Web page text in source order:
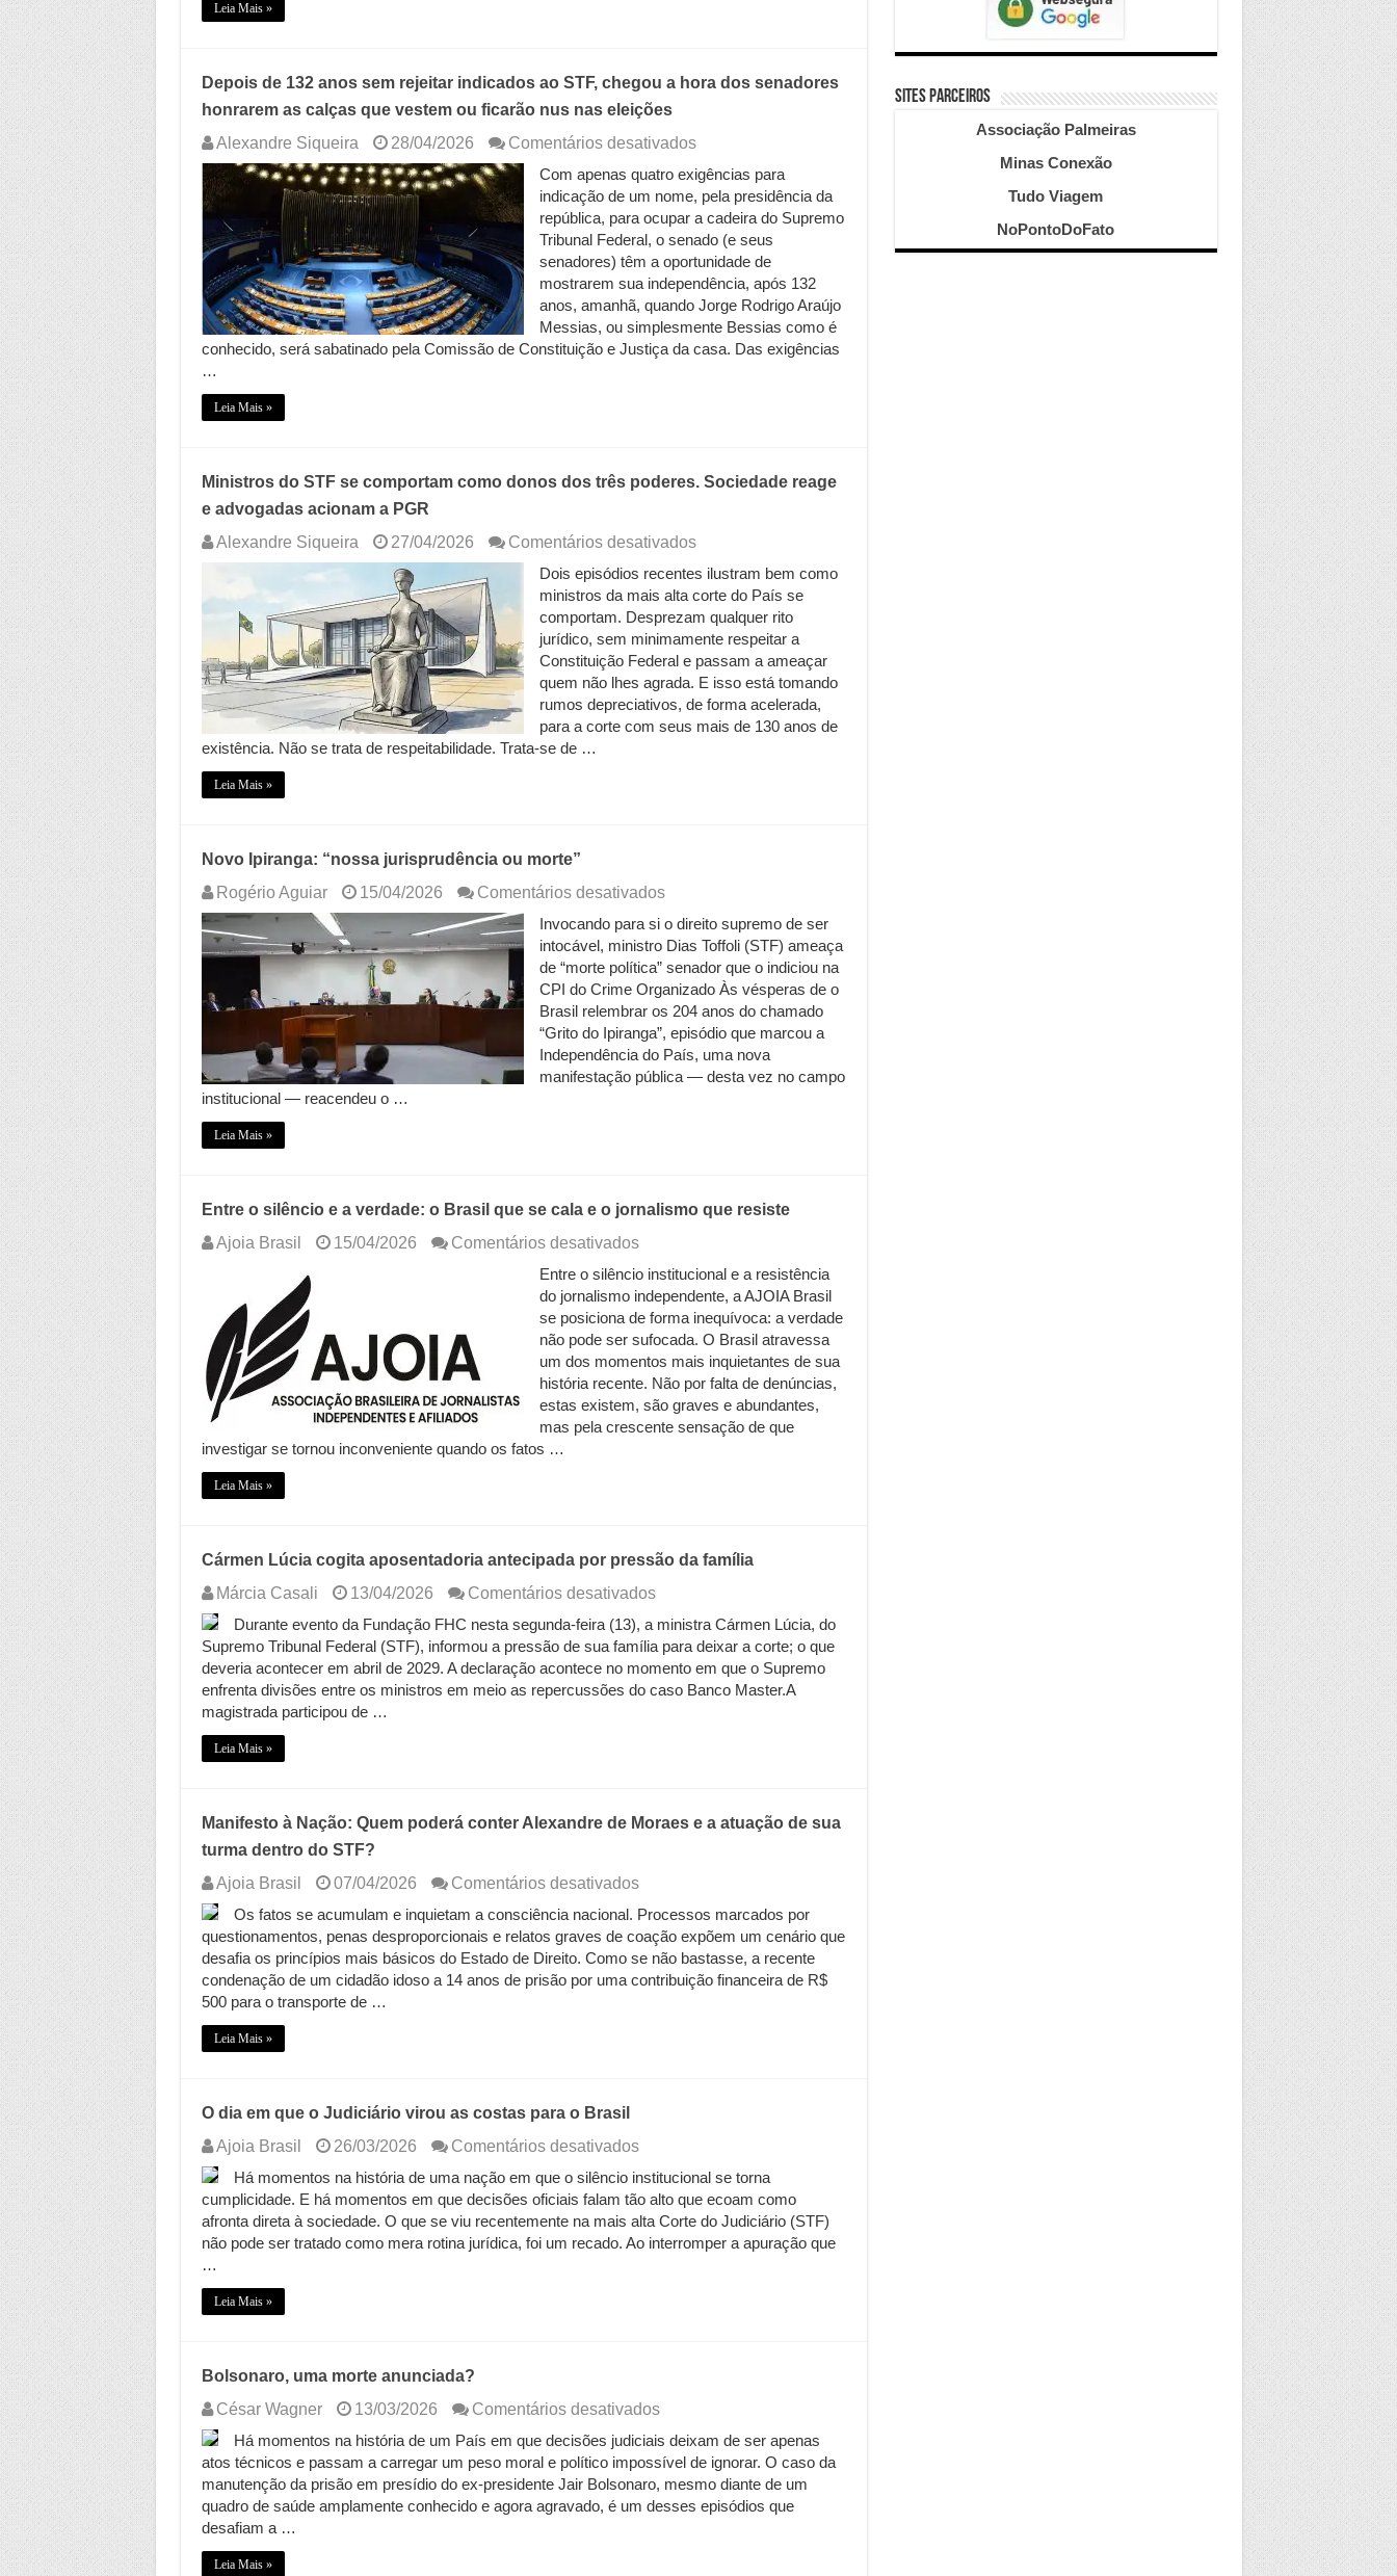
é
42
a
34.
E
agora?
Leia Mais »
Depois de 132 anos sem rejeitar indicados ao STF, chegou a hora dos senadores
honrarem as calças que vestem ou ficarão nus nas eleições
Alexandre Siqueira
28/04/2026 Comentários desativadosem
de
132
anos
sem
rejeitar
indicados
ao
STF,
chegou
a
que
ficarão
nus
nas
eleições
Com apenas quatro exigências para
indicação de um nome, pela presidência da
república, para ocupar a cadeira do Supremo
Tribunal Federal, o senado (e seus
senadores) têm a oportunidade de
mostrarem sua independência, após 132
anos, amanhã, quando Jorge Rodrigo Araújo
Messias, ou simplesmente Bessias como é
conhecido, será sabatinado pela Comissão de Constituição e Justiça da casa. Das exigências
…
Leia Mais »
Ministros do STF se comportam como donos dos três poderes. Sociedade reage
e advogadas acionam a PGR
Alexandre Siqueira
27/04/2026 Comentários desativadosem
do
STF
se
comportam
donos
dos
três
poderes.
Dois episódios recentes ilustram bem como
ministros da mais alta corte do País se
comportam. Desprezam qualquer rito
jurídico, sem minimamente respeitar a
Constituição Federal e passam a ameaçar
quem não lhes agrada. E isso está tomando
rumos depreciativos, de forma acelerada,
para a corte com seus mais de 130 anos de
existência. Não se trata de respeitabilidade. Trata-se de …
Leia Mais »
Novo Ipiranga: “nossa jurisprudência ou morte”
Rogério Aguiar
15/04/2026 Comentários desativadosem
Ipiranga:
“nossa
jurisprudência
ou
morte”
Invocando para si o direito supremo de ser
intocável, ministro Dias Toffoli (STF) ameaça
de “morte política” senador que o indiciou na
CPI do Crime Organizado Às vésperas de o
Brasil relembrar os 204 anos do chamado
“Grito do Ipiranga”, episódio que marcou a
Independência do País, uma nova
manifestação pública — desta vez no campo
institucional — reacendeu o …
Leia Mais »
Entre o silêncio e a verdade: o Brasil que se cala e o jornalismo que resiste
Ajoia Brasil
15/04/2026 Comentários desativadosem
o
silêncio
e
a
verdade:
o
Brasil
que
se
Entre o silêncio institucional e a resistência
do jornalismo independente, a AJOIA Brasil
se posiciona de forma inequívoca: a verdade
não pode ser sufocada. O Brasil atravessa
um dos momentos mais inquietantes de sua
história recente. Não por falta de denúncias,
estas existem, são graves e abundantes,
mas pela crescente sensação de que
investigar se tornou inconveniente quando os fatos …
Leia Mais »
Cármen Lúcia cogita aposentadoria antecipada por pressão da família
Márcia Casali
13/04/2026 Comentários desativadosem
Lúcia
cogita
aposentadoria
antecipada
Durante evento da Fundação FHC nesta segunda-feira (13), a ministra Cármen Lúcia, do
Supremo Tribunal Federal (STF), informou a pressão de sua família para deixar a corte; o que
deveria acontecer em abril de 2029. A declaração acontece no momento em que o Supremo
enfrenta divisões entre os ministros em meio as repercussões do caso Banco Master.A
magistrada participou de …
Leia Mais »
Manifesto à Nação: Quem poderá conter Alexandre de Moraes e a atuação de sua
turma dentro do STF?
Ajoia Brasil
07/04/2026 Comentários desativadosem
à
Nação:
Quem
poderá
sua
dentro
do
STF?
Os fatos se acumulam e inquietam a consciência nacional. Processos marcados por
questionamentos, penas desproporcionais e relatos graves de coação expõem um cenário que
desafia os princípios mais básicos do Estado de Direito. Como se não bastasse, a recente
condenação de um cidadão idoso a 14 anos de prisão por uma contribuição financeira de R$
500 para o transporte de …
Leia Mais »
O dia em que o Judiciário virou as costas para o Brasil
Ajoia Brasil
26/03/2026 Comentários desativadosem
dia
em
que
o
Judiciário
Há momentos na história de uma nação em que o silêncio institucional se torna
cumplicidade. E há momentos em que decisões oficiais falam tão alto que ecoam como
afronta direta à sociedade. O que se viu recentemente na mais alta Corte do Judiciário (STF)
não pode ser tratado como mera rotina jurídica, foi um recado. Ao interromper a apuração que
…
Leia Mais »
Bolsonaro, uma morte anunciada?
César Wagner
13/03/2026 Comentários desativadosem
uma
morte
anunciada?
Há momentos na história de um País em que decisões judiciais deixam de ser apenas
atos técnicos e passam a carregar um peso moral e político impossível de ignorar. O caso da
manutenção da prisão em presídio do ex-presidente Jair Bolsonaro, mesmo diante de um
quadro de saúde amplamente conhecido e agora agravado, é um desses episódios que
desafiam a …
Leia Mais »
SITES PARCEIROS
Associação Palmeiras
Minas Conexão
Tudo Viagem
NoPontoDoFato